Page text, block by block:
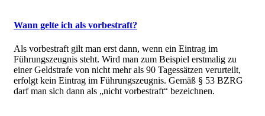
Wann gelte ich als vorbestraft?
Als vorbestraft gilt man erst dann, wenn ein Eintrag im
Führungszeugnis steht. Wird man zum Beispiel erstmalig zu
einer Geldstrafe von nicht mehr als 90 Tagessätzen verurteilt,
erfolgt kein Eintrag im Führungszeugnis. Gemäß § 53 BZRG
darf man sich dann als „nicht vorbestraft“ bezeichnen.